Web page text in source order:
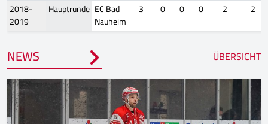
2018-
2019
Hauptrunde EC Bad
Nauheim
3 0 0 0 2 2
NEWS ÜBERSICHT